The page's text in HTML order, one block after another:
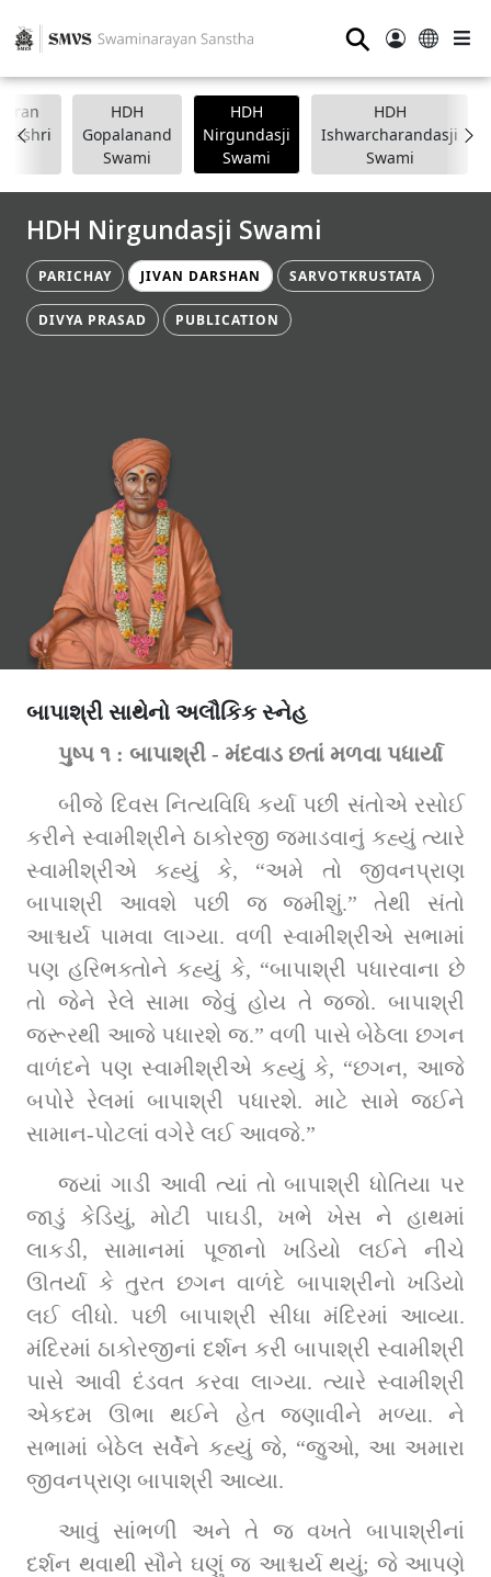
⚲
HDH
Gopalanand
Swami
HDH
Nirgundasji
Swami
HDH
Ishwarcharandasji
Swami
HDH Nirgundasji Swami
PARICHAY JIVAN DARSHAN SARVOTKRUSTATA
DIVYA PRASAD PUBLICATION
બાપાશ્રી સાથેનો અલૌકિક સ્નેહ
પુષ્પ ૧ : બાપાશ્રી - મંદવાડ છતાં મળવા પધાર્યા
બીજે દિવસ નિત્યવિધિ કર્યા પછી સંતોએ રસોઈ
કરીને સ્વામીશ્રીને ઠાકોરજી જમાડવાનું કહ્યું ત્યારે
સ્વામીશ્રીએ કહ્યું કે, “અમે તો જીવનપ્રાણ
બાપાશ્રી આવશે પછી જ જમીશું.” તેથી સંતો
આશ્ચર્ય પામવા લાગ્યા. વળી સ્વામીશ્રીએ સભામાં
પણ હરિભક્તોને કહ્યું કે, “બાપાશ્રી પધારવાના છે
તો જેને રેલે સામા જેવું હોય તે જજો. બાપાશ્રી
જરૂરથી આજે પધારશે જ.” વળી પાસે બેઠેલા છગન
વાળંદને પણ સ્વામીશ્રીએ કહ્યું કે, “છગન, આજે
બપોરે રેલમાં બાપાશ્રી પધારશે. માટે સામે જઈને
સામાન-પોટલાં વગેરે લઈ આવજે.”
જ્યાં ગાડી આવી ત્યાં તો બાપાશ્રી ધોતિયા પર
જાડું કેડિયું, મોટી પાઘડી, ખભે ખેસ ને હાથમાં
લાકડી, સામાનમાં પૂજાનો ખડિયો લઈને નીચે
ઊતર્યા કે તુરત છગન વાળંદે બાપાશ્રીનો ખડિયો
લઈ લીધો. પછી બાપાશ્રી સીધા મંદિરમાં આવ્યા.
મંદિરમાં ઠાકોરજીનાં દર્શન કરી બાપાશ્રી સ્વામીશ્રી
પાસે આવી દંડવત કરવા લાગ્યા. ત્યારે સ્વામીશ્રી
એકદમ ઊભા થઈને હેત જણાવીને મળ્યા. ને
સભામાં બેઠેલ સર્વેને કહ્યું જે, “જુઓ, આ અમારા
જીવનપ્રાણ બાપાશ્રી આવ્યા.
આવું સાંભળી અને તે જ વખતે બાપાશ્રીનાં
દર્શન થવાથી સૌને ઘણું જ આશ્ચર્ય થયું; જે આપણે